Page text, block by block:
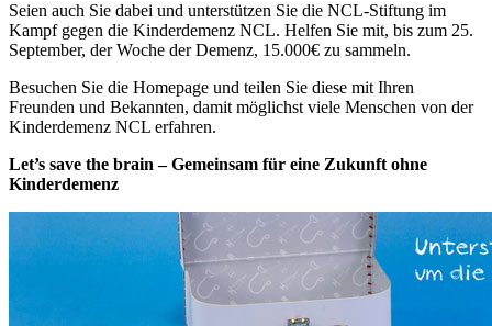
Seien auch Sie dabei und unterstützen Sie die NCL-Stiftung im
Kampf gegen die Kinderdemenz NCL. Helfen Sie mit, bis zum 25.
September, der Woche der Demenz, 15.000€ zu sammeln.
Besuchen Sie die Homepage und teilen Sie diese mit Ihren
Freunden und Bekannten, damit möglichst viele Menschen von der
Kinderdemenz NCL erfahren.
Let’s save the brain – Gemeinsam für eine Zukunft ohne
Kinderdemenz